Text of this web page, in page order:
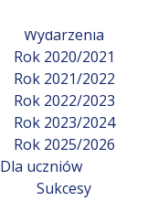
Wydarzenia
Rok 2020/2021
Rok 2021/2022
Rok 2022/2023
Rok 2023/2024
Rok 2025/2026
Dla uczniów
Sukcesy